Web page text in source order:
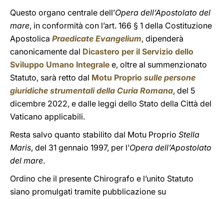
Questo organo centrale dell’Opera dell’Apostolato del
mare, in conformità con l’art. 166 § 1 della Costituzione
Apostolica Praedicate Evangelium, dipenderà
canonicamente dal Dicastero per il Servizio dello
Sviluppo Umano Integrale e, oltre al summenzionato
Statuto, sarà retto dal Motu Proprio sulle persone
giuridiche strumentali della Curia Romana, del 5
dicembre 2022, e dalle leggi dello Stato della Città del
Vaticano applicabili.
Resta salvo quanto stabilito dal Motu Proprio Stella
Maris, del 31 gennaio 1997, per l’Opera dell’Apostolato
del mare.
Ordino che il presente Chirografo e l’unito Statuto
siano promulgati tramite pubblicazione su